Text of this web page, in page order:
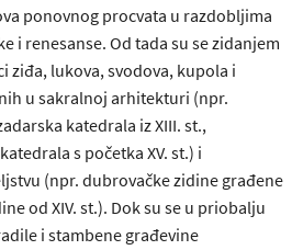
ponovnog procvata u razdobljima
i renesanse. Od tada su se zidanjem
ziđa, lukova, svodova, kupola i
u sakralnoj arhitekturi (npr.
katedrala iz XIII. st.,
s početka XV. st.) i
(npr. dubrovačke zidine građene
od XIV. st.). Dok su se u priobalju
i stambene građevine